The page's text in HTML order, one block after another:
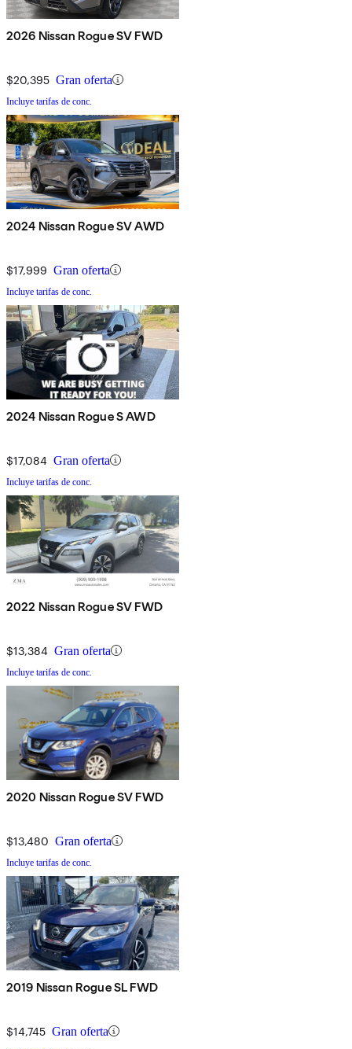
2026 Nissan Rogue SV FWD
$20,395 Gran oferta
Incluye tarifas de conc.
2024 Nissan Rogue SV AWD
$17,999 Gran oferta
Incluye tarifas de conc.
2024 Nissan Rogue S AWD
$17,084 Gran oferta
Incluye tarifas de conc.
2022 Nissan Rogue SV FWD
$13,384 Gran oferta
Incluye tarifas de conc.
2020 Nissan Rogue SV FWD
$13,480 Gran oferta
Incluye tarifas de conc.
2019 Nissan Rogue SL FWD
$14,745 Gran oferta